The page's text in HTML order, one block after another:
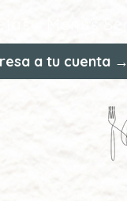
a tu cuenta →